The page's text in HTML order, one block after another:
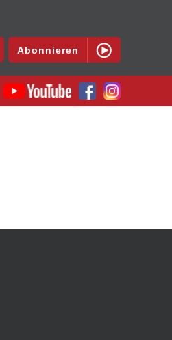
Abonnieren